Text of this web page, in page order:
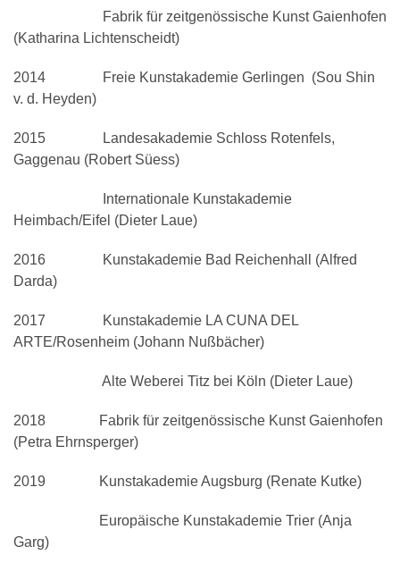
Fabrik für zeitgenössische Kunst Gaienhofen
(Katharina Lichtenscheidt)
2014 Freie Kunstakademie Gerlingen (Sou Shin
v. d. Heyden)
2015
Landesakademie Schloss Rotenfels,
Gaggenau (Robert Süess)
Internationale Kunstakademie
Heimbach/Eifel (Dieter Laue)
2016
Kunstakademie Bad Reichenhall (Alfred
Darda)
2017
Kunstakademie LA CUNA DEL
ARTE/Rosenheim (Johann Nußbächer)
Alte Weberei Titz bei Köln (Dieter Laue)
2018 Fabrik für zeitgenössische Kunst Gaienhofen
(Petra Ehrnsperger)
2019 Kunstakademie Augsburg (Renate Kutke)
Europäische Kunstakademie Trier (Anja
Garg)